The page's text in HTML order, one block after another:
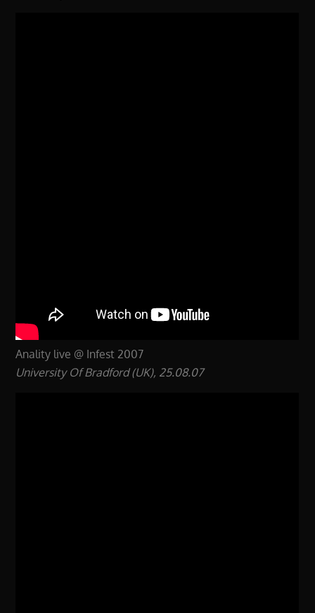
Anality live @ Infest 2007
University Of Bradford (UK), 25.08.07